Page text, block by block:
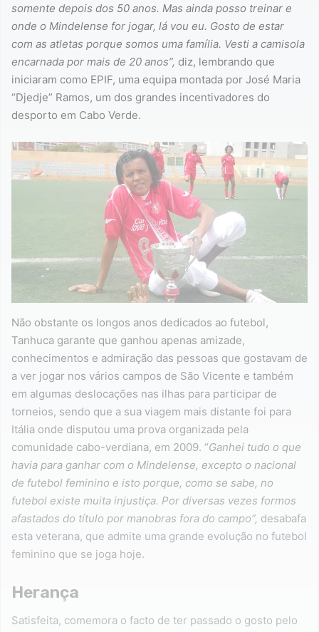
somente depois dos 50 anos. Mas ainda posso treinar e
onde o Mindelense for jogar, lá vou eu. Gosto de estar
com as atletas porque somos uma família. Vesti a camisola
encarnada por mais de 20 anos”, diz, lembrando que
iniciaram como EPIF, uma equipa montada por José Maria
“Djedje” Ramos, um dos grandes incentivadores do
desporto em Cabo Verde.
Não obstante os longos anos dedicados ao futebol,
Tanhuca garante que ganhou apenas amizade,
conhecimentos e admiração das pessoas que gostavam de
a ver jogar nos vários campos de São Vicente e também
em algumas deslocações nas ilhas para participar de
torneios, sendo que a sua viagem mais distante foi para
Itália onde disputou uma prova organizada pela
comunidade cabo-verdiana, em 2009. “Ganhei tudo o que
havia para ganhar com o Mindelense, excepto o nacional
de futebol feminino e isto porque, como se sabe, no
futebol existe muita injustiça. Por diversas vezes formos
afastados do título por manobras fora do campo”, desabafa
esta veterana, que admite uma grande evolução no futebol
feminino que se joga hoje.
Herança
Satisfeita, comemora o facto de ter passado o gosto pelo